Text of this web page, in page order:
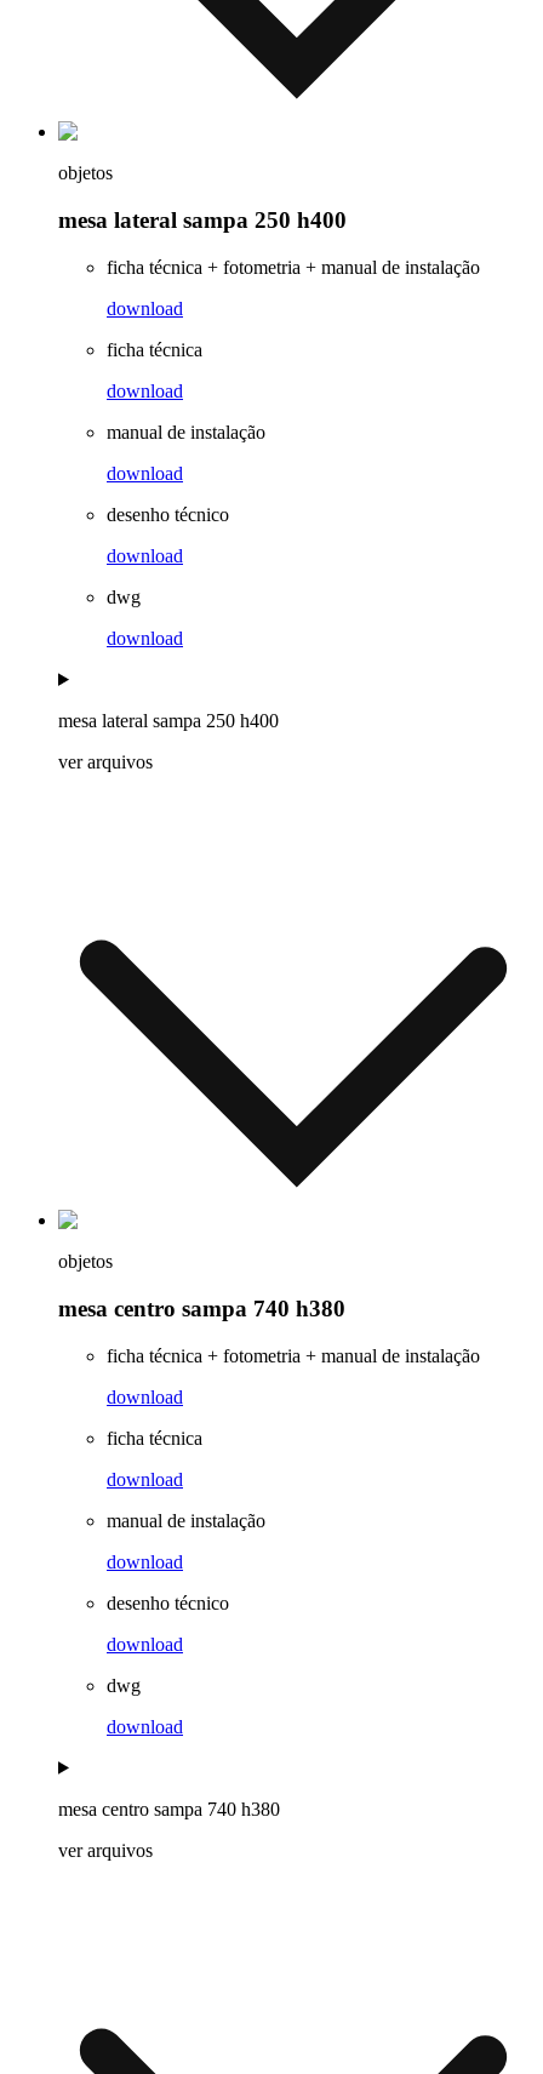
objetos
mesa lateral sampa 250 h400
ficha técnica + fotometria + manual de instalação
download
ficha técnica
download
manual de instalação
download
desenho técnico
download
dwg
download
mesa lateral sampa 250 h400
ver arquivos
objetos
mesa centro sampa 740 h380
ficha técnica + fotometria + manual de instalação
download
ficha técnica
download
manual de instalação
download
desenho técnico
download
dwg
download
mesa centro sampa 740 h380
ver arquivos